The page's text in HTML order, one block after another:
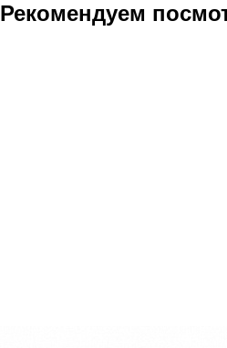
Рекомендуем